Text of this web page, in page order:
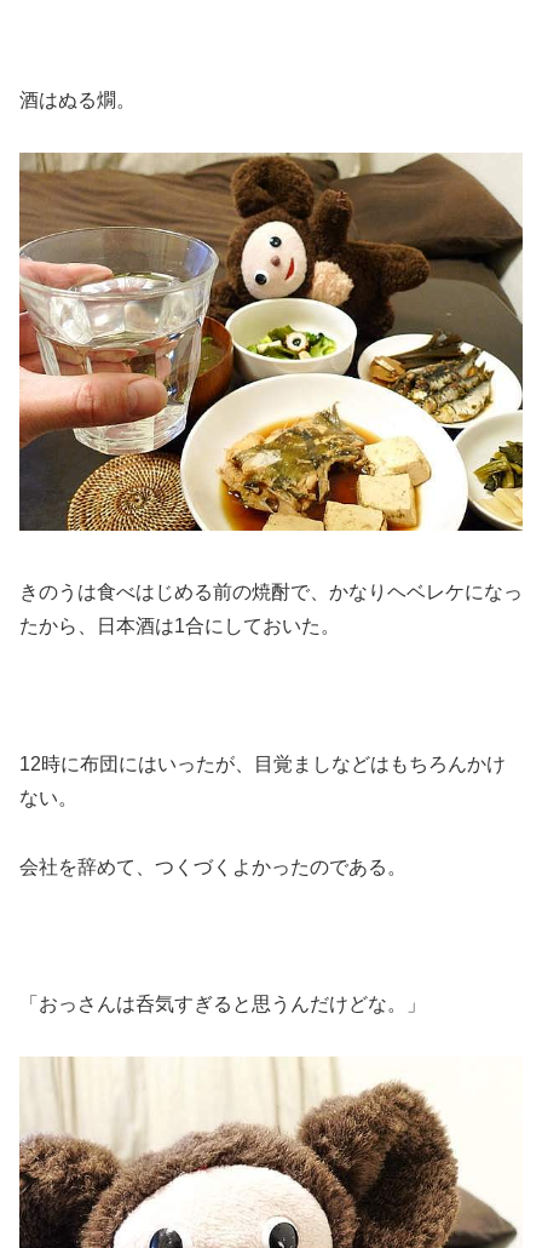
酒はぬる燗。
きのうは食べはじめる前の焼酎で、かなりヘベレケになっ
たから、日本酒は1合にしておいた。
12時に布団にはいったが、目覚ましなどはもちろんかけ
ない。
会社を辞めて、つくづくよかったのである。
「おっさんは呑気すぎると思うんだけどな。」